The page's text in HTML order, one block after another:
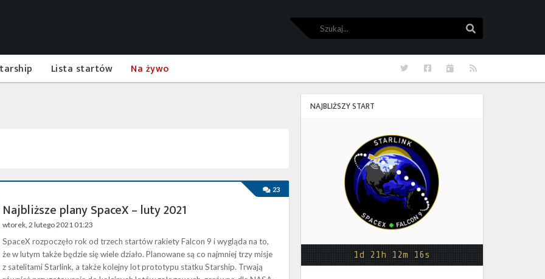
Szukaj
Lista startów Na żywo RSS
Kalendarze
Facebook
Twitter
23
Najbliższe plany SpaceX – luty 2021
wtorek, 2 lutego 2021 01:23
SpaceX rozpoczęło rok od trzech startów rakiety Falcon 9 i wygląda na to,
że w lutym także będzie się wiele działo. Planowane są co najmniej trzy misje
z satelitami Starlink, a także kolejny lot prototypu statku Starship. Trwają
NAJBLIŻSZY START
1d 21h 12m 16s